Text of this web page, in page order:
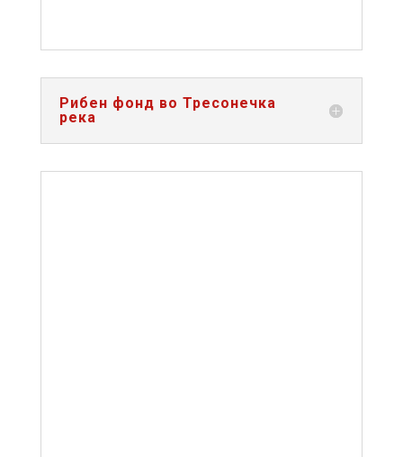
Рибен фонд во Тресонечка
река